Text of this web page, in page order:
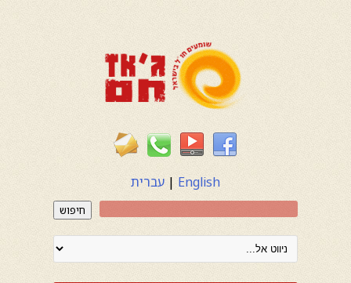
English
| עברית
חיפוש